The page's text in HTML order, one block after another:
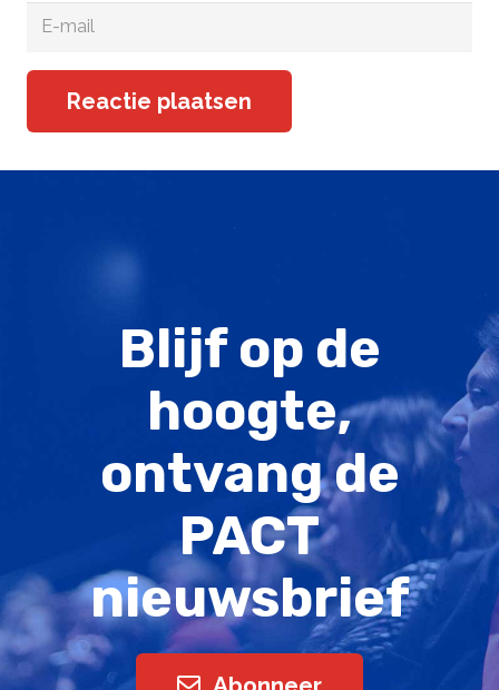
Reactie plaatsen
Blijf op de
hoogte,
ontvang de
PACT
nieuwsbrief